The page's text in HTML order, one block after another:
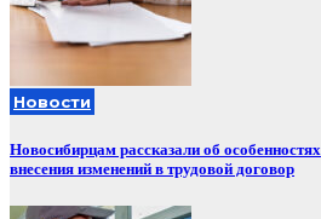
Новости
Новосибирцам рассказали об особенностях
внесения изменений в трудовой договор